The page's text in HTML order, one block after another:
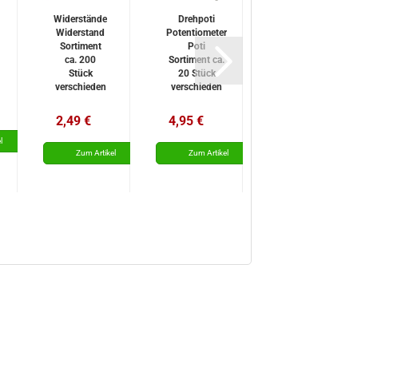
Widerstände
Widerstand
Sortiment
ca. 200
Stück
verschieden
S001 Kemo
2,49 €
Drehpoti
Potentiometer
Poti
Sortiment ca.
20 Stück
verschieden
S004 Kemo
4,95 €